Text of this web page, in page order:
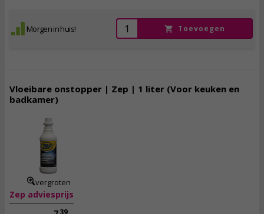
Morgen in huis! Toevoegen
Vloeibare onstopper | Zep | 1 liter (Voor keuken en
badkamer)
vergroten
Zep adviesprijs
39